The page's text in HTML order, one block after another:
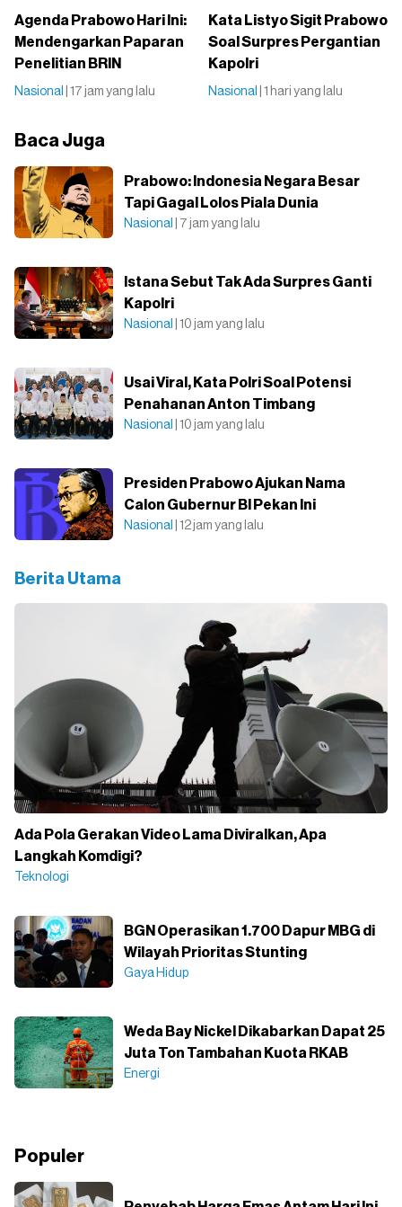
Agenda Prabowo Hari Ini:
Mendengarkan Paparan
Penelitian BRIN
Nasional | 17 jam yang lalu
Kata Listyo Sigit Prabowo
Soal Surpres Pergantian
Kapolri
Nasional | 1 hari yang lalu
Baca Juga
Prabowo: Indonesia Negara Besar
Tapi Gagal Lolos Piala Dunia
Nasional | 7 jam yang lalu
Istana Sebut Tak Ada Surpres Ganti
Kapolri
Nasional | 10 jam yang lalu
Usai Viral, Kata Polri Soal Potensi
Penahanan Anton Timbang
Nasional | 10 jam yang lalu
Presiden Prabowo Ajukan Nama
Calon Gubernur BI Pekan Ini
Nasional | 12 jam yang lalu
Berita Utama
Ada Pola Gerakan Video Lama Diviralkan, Apa
Langkah Komdigi?
Teknologi
BGN Operasikan 1.700 Dapur MBG di
Wilayah Prioritas Stunting
Gaya Hidup
Weda Bay Nickel Dikabarkan Dapat 25
Juta Ton Tambahan Kuota RKAB
Energi
Populer